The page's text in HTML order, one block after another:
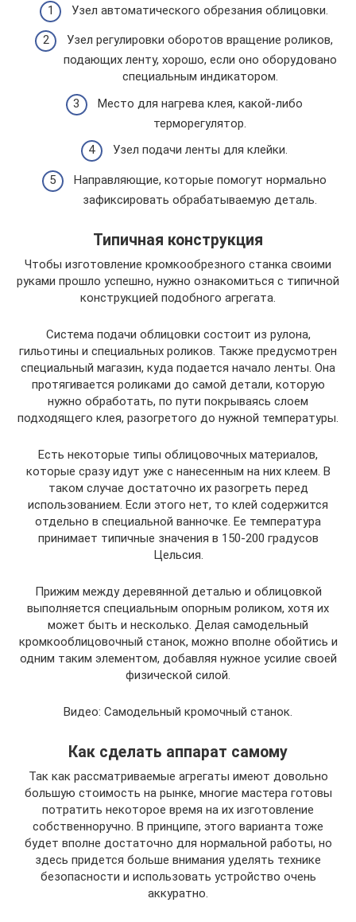
Узел автоматического обрезания облицовки.
Узел регулировки оборотов вращение роликов,
подающих ленту, хорошо, если оно оборудовано
специальным индикатором.
Место для нагрева клея, какой-либо
терморегулятор.
Узел подачи ленты для клейки.
Направляющие, которые помогут нормально
зафиксировать обрабатываемую деталь.
Типичная конструкция
Чтобы изготовление кромкообрезного станка своими
руками прошло успешно, нужно ознакомиться с типичной
конструкцией подобного агрегата.
Система подачи облицовки состоит из рулона,
гильотины и специальных роликов. Также предусмотрен
специальный магазин, куда подается начало ленты. Она
протягивается роликами до самой детали, которую
нужно обработать, по пути покрываясь слоем
подходящего клея, разогретого до нужной температуры.
Есть некоторые типы облицовочных материалов,
которые сразу идут уже с нанесенным на них клеем. В
таком случае достаточно их разогреть перед
использованием. Если этого нет, то клей содержится
отдельно в специальной ванночке. Ее температура
принимает типичные значения в 150-200 градусов
Цельсия.
Прижим между деревянной деталью и облицовкой
выполняется специальным опорным роликом, хотя их
может быть и несколько. Делая самодельный
кромкооблицовочный станок, можно вполне обойтись и
одним таким элементом, добавляя нужное усилие своей
физической силой.
Видео: Самодельный кромочный станок.
Как сделать аппарат самому
Так как рассматриваемые агрегаты имеют довольно
большую стоимость на рынке, многие мастера готовы
потратить некоторое время на их изготовление
собственноручно. В принципе, этого варианта тоже
будет вполне достаточно для нормальной работы, но
здесь придется больше внимания уделять технике
безопасности и использовать устройство очень
аккуратно.